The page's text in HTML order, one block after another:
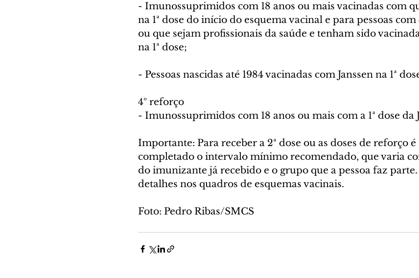
- Imunossuprimidos com 18 anos ou mais vacinadas com
na 1ª dose do início do esquema vacinal e para pessoas
ou que sejam profissionais da saúde e tenham sido
na 1ª dose;
- Pessoas nascidas até 1984 vacinadas com Janssen na 1ª
4º reforço
- Imunossuprimidos com 18 anos ou mais com a 1ª dose da
Importante: Para receber a 2ª dose ou as doses de reforço
completado o intervalo mínimo recomendado, que varia
do imunizante já recebido e o grupo que a pessoa faz parte.
detalhes nos quadros de esquemas vacinais.
Foto: Pedro Ribas/SMCS